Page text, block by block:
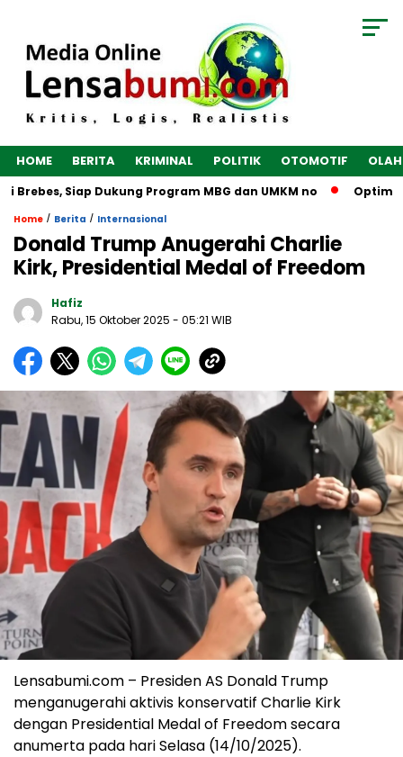
HOME BERITA KRIMINAL POLITIK OTOMOTIF
Siap Dukung Program MBG dan UMKM no
Home / Berita / Internasional
Donald Trump Anugerahi Charlie
Kirk, Presidential Medal of Freedom
Hafiz
Rabu, 15 Oktober 2025 - 05:21 WIB
Lensabumi.com – Presiden AS Donald Trump
menganugerahi aktivis konservatif Charlie Kirk
dengan Presidential Medal of Freedom secara
anumerta pada hari Selasa (14/10/2025).